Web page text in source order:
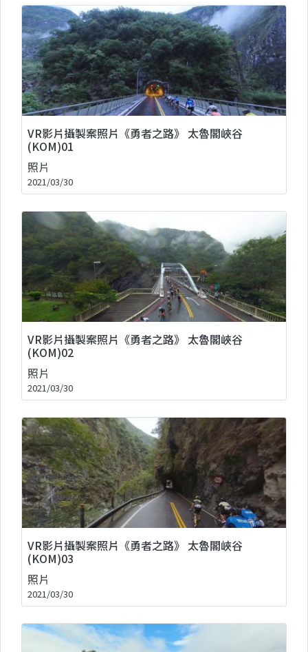
VR影片攝製案照片《勇者之路》 太魯閣峽谷
(KOM)01
照片
2021/03/30
VR影片攝製案照片《勇者之路》 太魯閣峽谷
(KOM)02
照片
2021/03/30
VR影片攝製案照片《勇者之路》 太魯閣峽谷
(KOM)03
照片
2021/03/30